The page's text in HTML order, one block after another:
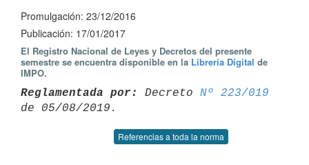
Promulgación: 23/12/2016
Publicación: 17/01/2017
El Registro Nacional de Leyes y Decretos del presente
semestre se encuentra disponible en la Librería Digital de
IMPO.
Reglamentada por: Decreto Nº 223/019
Referencias a toda la norma